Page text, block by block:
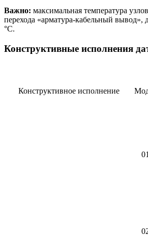
Важно: максимальная температура
перехода «арматура-кабельный
°С.
Конструктивные исполнения
Конструктивное исполнение